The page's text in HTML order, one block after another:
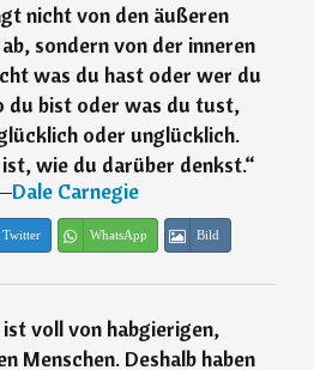
nicht von den äußeren
sondern von der inneren
was du hast oder wer du
du bist oder was du tust,
oder unglücklich.
wie du darüber denkst.“
Dale Carnegie
Twitter WhatsApp Bild
voll von habgierigen,
Menschen. Deshalb haben